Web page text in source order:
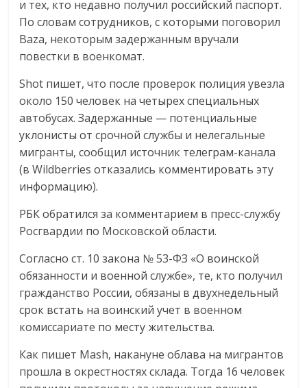
и тех, кто недавно получил российский паспорт.
По словам сотрудников, с которыми поговорил
Baza, некоторым задержанным вручали
повестки в военкомат.
Shot пишет, что после проверок полиция увезла
около 150 человек на четырех специальных
автобусах. Задержанные — потенциальные
уклонисты от срочной службы и нелегальные
мигранты, сообщил источник телеграм-канала
(в Wildberries отказались комментировать эту
информацию).
РБК обратился за комментарием в пресс-службу
Росгвардии по Московской области.
Согласно ст. 10 закона № 53-ФЗ «О воинской
обязанности и военной службе», те, кто получил
гражданство России, обязаны в двухнедельный
срок встать на воинский учет в военном
комиссариате по месту жительства.
Как пишет Mash, накануне облава на мигрантов
прошла в окрестностях склада. Тогда 16 человек